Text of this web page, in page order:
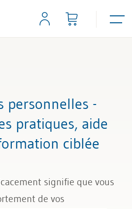
personnelles -
pratiques, aide
ciblée
signifie que vous
de vos